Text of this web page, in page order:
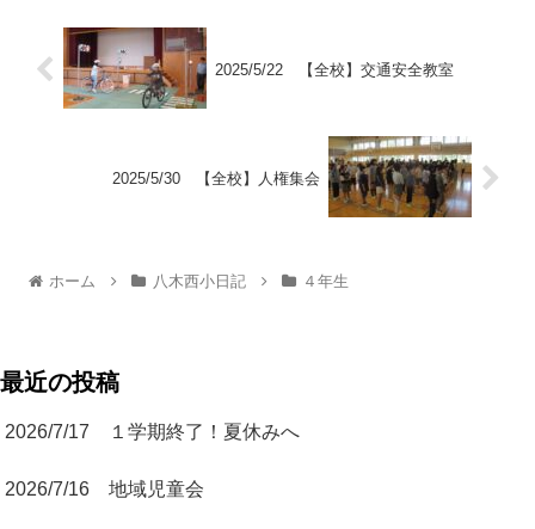
2025/5/22 【全校】交通安全教室
2025/5/30 【全校】人権集会
ホーム 八木西小日記 ４年生
最近の投稿
2026/7/17 １学期終了！夏休みへ
2026/7/16 地域児童会